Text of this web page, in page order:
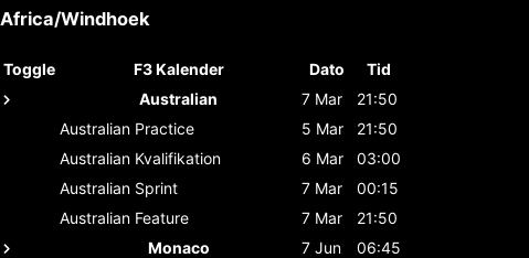
Africa/Windhoek
Toggle F3 Kalender Dato
Tid
Australian
7 Mar
21:50
Australian Practice 5 Mar
21:50
Australian Kvalifikation 6 Mar
03:00
Australian Sprint 7 Mar
00:15
Australian Feature 7 Mar
21:50
Monaco
7 Jun
06:45